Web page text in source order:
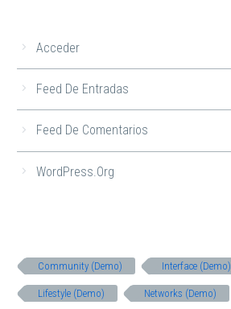
Acceder
Feed De Entradas
Feed De Comentarios
WordPress.org
Community (Demo) Interface (Demo)
Lifestyle (Demo) Networks (Demo)